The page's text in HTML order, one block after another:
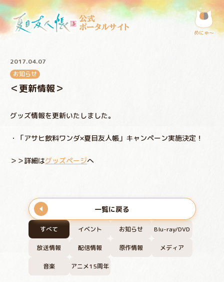
公式
ポータルサイト
めにゅ〜
すべて イベント お知らせ Blu-ray/DVD
放送情報 配信情報 原作情報 メディア
音楽 アニメ15周年
2017.04.07
お知らせ
＜更新情報＞
グッズ情報を更新いたしました。
・「アサヒ飲料ワンダ×夏目友人帳」キャンペーン実施決定！
＞＞詳細はグッズページへ
一覧に戻る